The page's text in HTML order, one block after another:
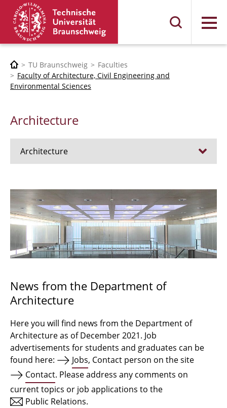
Menu
TU Braunschweig
Faculties
Faculty of Architecture, Civil Engineering and
Environmental Sciences
Architecture
Architecture
Admission procedure 2024
Bachelor Architecture
Bachelor Architecture+
Qualification profile
Semester Programme
Internationales
Facilities
News from the Department of
Architecture
Here you will find news from the Department of
Architecture as of December 2021. Job
advertisements for students and graduates can be
found here:
Jobs, Contact person on the site
Contact. Please address any comments on
current topics or job applications to the
Public Relations.